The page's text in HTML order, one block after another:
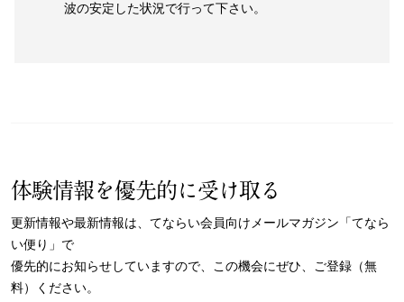
波の安定した状況で行って下さい。
体験情報を優先的に受け取る
更新情報や最新情報は、てならい会員向けメールマガジン「てなら
い便り」で
優先的にお知らせしていますので、この機会にぜひ、ご登録（無
料）ください。